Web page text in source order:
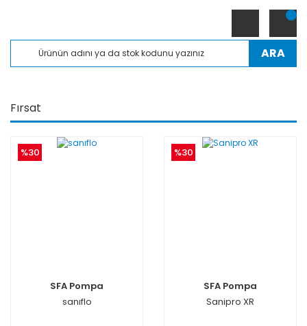
ARA
Fırsat
%30
SFA Pompa
sanıflo
%30
SFA Pompa
Sanipro XR